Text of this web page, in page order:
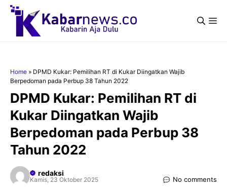
Langsung
Home » DPMD Kukar: Pemilihan RT di Kukar Diingatkan Wajib
Berpedoman pada Perbup 38 Tahun 2022
DPMD Kukar: Pemilihan RT di
Kukar Diingatkan Wajib
Berpedoman pada Perbup 38
Tahun 2022
redaksi
Kamis, 23 Oktober 2025 No comments